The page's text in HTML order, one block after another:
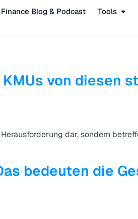
Finance Blog & Podcast Tools
KMUs von diesen
dar, sondern
bedeuten die